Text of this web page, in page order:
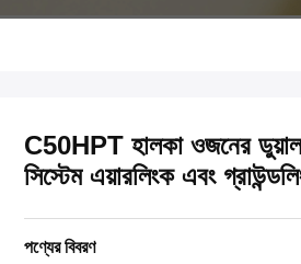
C50HPT হালকা ওজনের ডুয়াল
সিস্টেম এয়ারলিংক এবং
পণ্যের বিবরণ